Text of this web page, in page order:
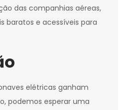
das companhias aéreas,
baratos e acessíveis para
elétricas ganham
podemos esperar uma